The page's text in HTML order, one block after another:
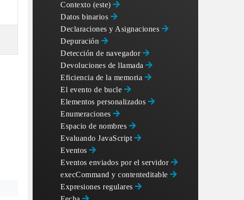
Contexto (este)
Datos binarios
Declaraciones y Asignaciones
Depuración
Detección de navegador
Devoluciones de llamada
Eficiencia de la memoria
El evento de bucle
Elementos personalizados
Enumeraciones
Espacio de nombres
Evaluando JavaScript
Eventos
Eventos enviados por el servidor
execCommand y contenteditable
Expresiones regulares